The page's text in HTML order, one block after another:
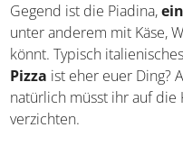
Essen & Spezialitäten
In Riccione findet ihr
Meer: Ob Garnelen oder
Kartoffeln – die Vielfalt ist